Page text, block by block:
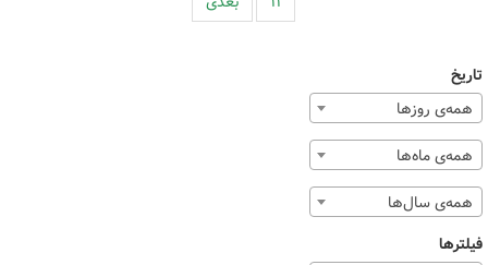
تاریخ
همه‌ی روزها
همه‌ی ماه‌ها
همه‌ی سال‌ها
فیلترها